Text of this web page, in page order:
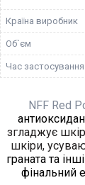
Країна виробник
Об`єм
Час застосування
NFF Red
згладжує
шкіри,
граната та
фінальний